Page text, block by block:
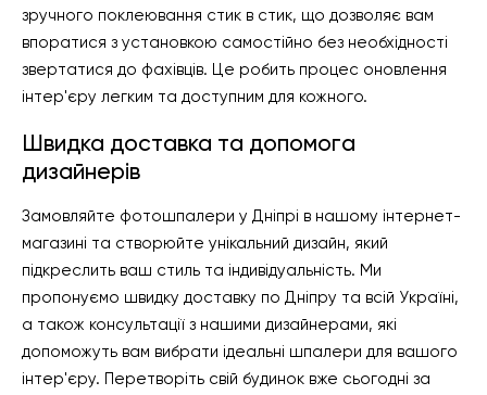
зручного поклеювання стик в стик, що дозволяє вам
впоратися з установкою самостійно без необхідності
звертатися до фахівців. Це робить процес оновлення
інтер'єру легким та доступним для кожного.
Швидка доставка та допомога
дизайнерів
Замовляйте фотошпалери у Дніпрі в нашому інтернет-
магазині та створюйте унікальний дизайн, який
підкреслить ваш стиль та індивідуальність. Ми
пропонуємо швидку доставку по Дніпру та всій Україні,
а також консультації з нашими дизайнерами, які
допоможуть вам вибрати ідеальні шпалери для вашого
інтер'єру. Перетворіть свій будинок вже сьогодні за